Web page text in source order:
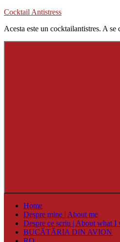
Skip
content
Cocktail Antistress
Acesta este un cocktailantistres. A se
Home
Despre mine | About me
Despre ce scriu | About what I
BUCĂTĂRIA DIN AVION